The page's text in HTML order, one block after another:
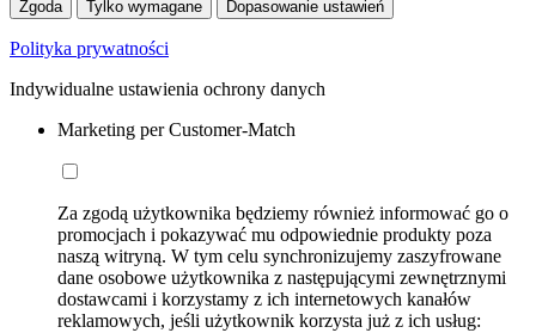
Zgoda Tylko wymagane Dopasowanie ustawień
Polityka prywatności
Indywidualne ustawienia ochrony danych
Marketing per Customer-Match
Za zgodą użytkownika będziemy również informować go o
promocjach i pokazywać mu odpowiednie produkty poza
naszą witryną. W tym celu synchronizujemy zaszyfrowane
dane osobowe użytkownika z następującymi zewnętrznymi
dostawcami i korzystamy z ich internetowych kanałów
reklamowych, jeśli użytkownik korzysta już z ich usług: